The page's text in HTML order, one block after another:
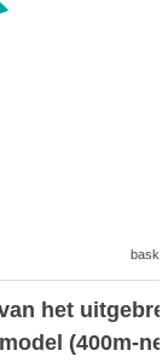
het
(400m-